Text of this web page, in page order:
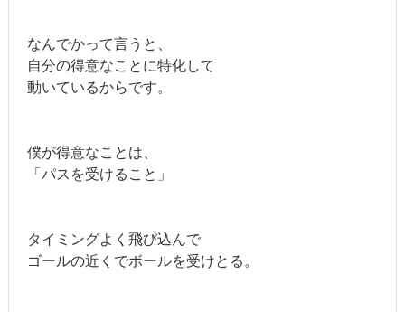
なんでかって言うと、
自分の得意なことに特化して
動いているからです。
僕が得意なことは、
「パスを受けること」
タイミングよく飛び込んで
ゴールの近くでボールを受けとる。